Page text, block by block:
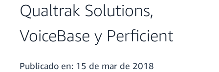
Qualtrak Solutions,
VoiceBase y Perficient
Publicado en: 15 de mar de 2018